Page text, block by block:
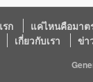
ก
แค่ไหนคือมาต
เกี่ยวกับเรา ข่า